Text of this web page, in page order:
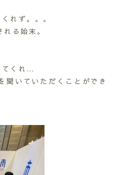
れず。。。
る始末。
てくれ…
聞いていただくことができ